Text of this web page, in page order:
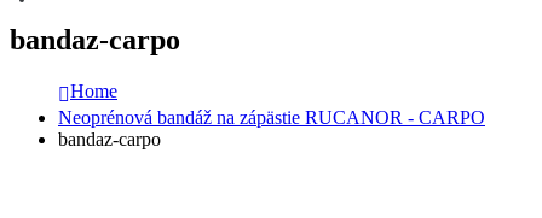
bandaz-carpo
Home
Neoprénová bandáž na zápästie RUCANOR - CARPO
bandaz-carpo